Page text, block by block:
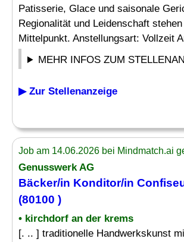
Patisserie, Glace und saisonale
Regionalität und Leidenschaft
Mittelpunkt. Anstellungsart: Vollzeit
MEHR INFOS ZUM
▶ Zur Stellenanzeige
Job am 14.06.2026 bei Mindmatch.ai
Genusswerk AG
Bäcker/in Konditor/in
(80100 )
• kirchdorf an der krems
[. .. ] traditionelle Handwerkskunst